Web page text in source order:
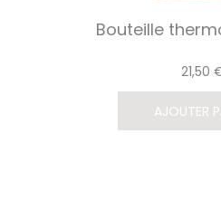
Bouteille
21,50
AJOUTER